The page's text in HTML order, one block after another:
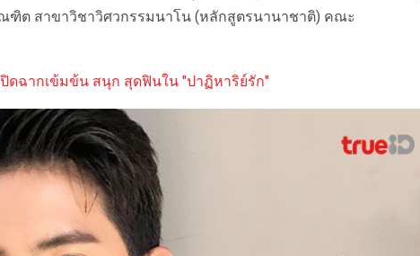
ฑิต สาขาวิชาวิศวกรรมนาโน (หลักสูตรนานาชาติ) คณะ
ดฉากเข้มข้น สนุก สุดฟินใน "ปาฏิหาริย์รัก"